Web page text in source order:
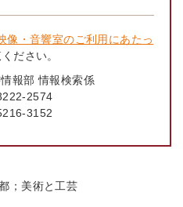
像・音響室のご利用にあたっ
ださい。
報部 情報検索係
2574
3152
；美術と工芸